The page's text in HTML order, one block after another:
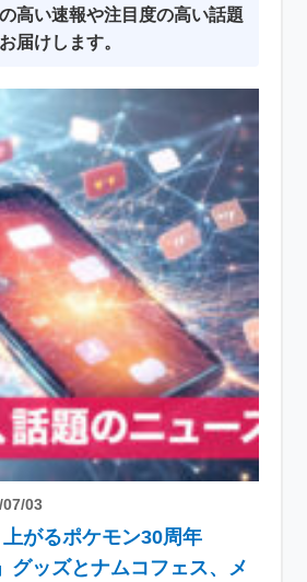
高い速報や注目度の高い話題
届けします。
07/03
がるポケモン30周年
グッズとナムコフェス、メ